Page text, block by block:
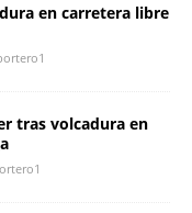
en carretera libre
tras volcadura en